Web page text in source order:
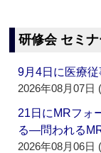
研修会 セミ
9月4日に医療
2026年08月07日
21日にMRフォ
る―問われる
2026年08月06日